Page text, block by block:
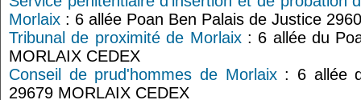
Morlaix : 6 allée Poan Ben Palais de Justice
Tribunal de proximité de Morlaix: 6 allée du
MORLAIX CEDEX
Conseil de prud'hommes de Morlaix: 6 allée
29679 MORLAIX CEDEX